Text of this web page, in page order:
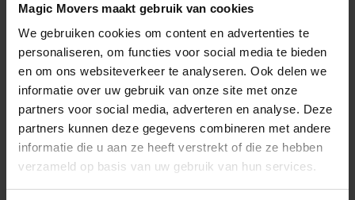
Magic Movers maakt gebruik van cookies
We gebruiken cookies om content en advertenties te
personaliseren, om functies voor social media te bieden
en om ons websiteverkeer te analyseren. Ook delen we
informatie over uw gebruik van onze site met onze
partners voor social media, adverteren en analyse. Deze
partners kunnen deze gegevens combineren met andere
informatie die u aan ze heeft verstrekt of die ze hebben
verzameld op basis van uw gebruik van hun services.
Een verhuizing is natuurlijk hartstikke leuk, maar eerlijk is eerlijk: er
komt vaak meer bij kijken dan je vooraf denkt. Dozen inpakken,
meubels uit elkaar...
juli 27, 2026
Boek uw verhuizing in juli en maak kans
op een weekje Slagharen